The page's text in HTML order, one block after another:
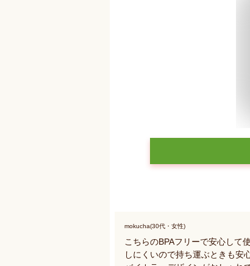
mokucha(30代・女性)
こちらのBPAフリーで安心して
しにくいので持ち運ぶときも安